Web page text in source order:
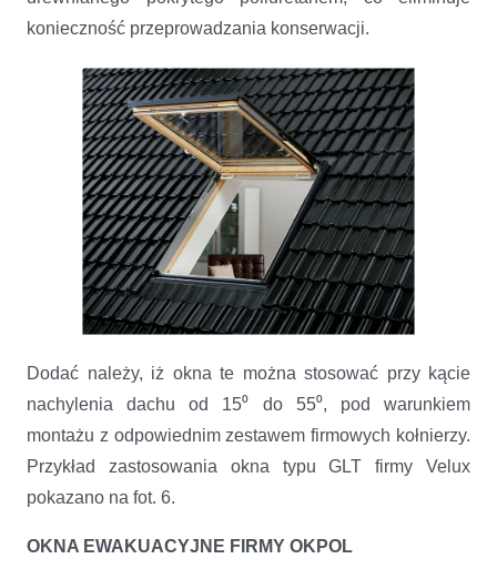
konieczność przeprowadzania konserwacji.
Dodać należy, iż okna te można stosować przy kącie
nachylenia dachu od 15⁰ do 55⁰, pod warunkiem
montażu z odpowiednim zestawem firmowych kołnierzy.
Przykład zastosowania okna typu GLT firmy Velux
pokazano na fot. 6.
OKNA EWAKUACYJNE FIRMY OKPOL